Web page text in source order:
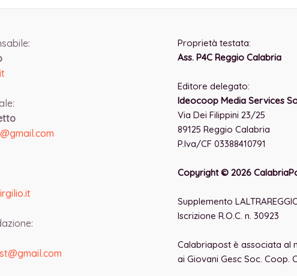
gmail.com
Proprietà testata:
Ass. P4C Reggio Calabria
Editore delegato:
Ideocoop Media Services
Via Dei Filippini 23/25
89125 Reggio Calabria
P.Iva/CF 03388410791
Copyright © 2026
Supplemento
Iscrizione R.O.C. n. 30923
Calabriapost è associata al
ai Giovani Gesc Soc. Coop.